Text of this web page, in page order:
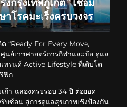
าโรคมะเร็งครบวงจร
“Ready For Every Move,
นย์เวชศาสตร์การกีฬาและข้อ ดูแล
ทรนด์ Active Lifestyle ที่เติบโต
ฟิก
ก้า ฉลองครบรอบ 34 ปี ต่อยอด
บซ้อน สู่การดูแลสุขภาพเชิงป้องกัน